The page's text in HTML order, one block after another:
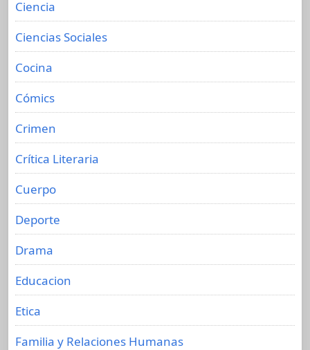
Ciencia
Ciencias Sociales
Cocina
Cómics
Crimen
Crítica Literaria
Cuerpo
Deporte
Drama
Educacion
Etica
Familia y Relaciones Humanas